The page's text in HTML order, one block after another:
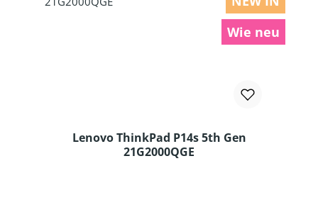
Wie neu
Lenovo ThinkPad P14s 5th Gen
21G2000QGE